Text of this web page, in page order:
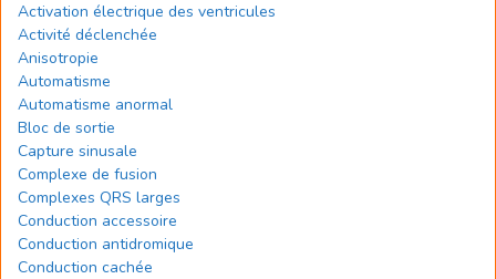
Activation électrique des ventricules
Activité déclenchée
Anisotropie
Automatisme
Automatisme anormal
Bloc de sortie
Capture sinusale
Complexe de fusion
Complexes QRS larges
Conduction accessoire
Conduction antidromique
Conduction cachée